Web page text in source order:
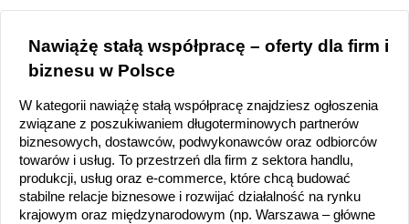
Nawiążę stałą współpracę – oferty dla firm i
biznesu w Polsce
W kategorii nawiążę stałą współpracę znajdziesz ogłoszenia
związane z poszukiwaniem długoterminowych partnerów
biznesowych, dostawców, podwykonawców oraz odbiorców
towarów i usług. To przestrzeń dla firm z sektora handlu,
produkcji, usług oraz e-commerce, które chcą budować
stabilne relacje biznesowe i rozwijać działalność na rynku
krajowym oraz międzynarodowym (np. Warszawa – główne